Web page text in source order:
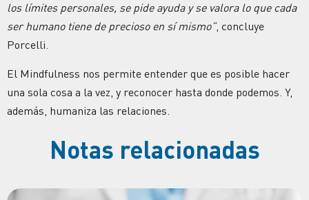
los límites personales, se pide ayuda y se valora lo que cada
ser humano tiene de precioso en sí mismo”, concluye
Porcelli.
El Mindfulness nos permite entender que es posible hacer
una sola cosa a la vez, y reconocer hasta donde podemos. Y,
además, humaniza las relaciones.
Notas relacionadas